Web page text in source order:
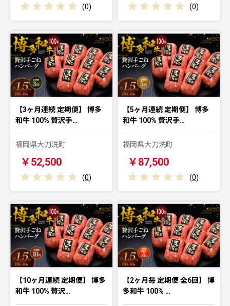
(0) (0)
【3ヶ月連続 定期便】 博多
和牛 100% 贅沢手…
福岡県大刀洗町
￥52,500
(0)
【5ヶ月連続 定期便】 博多
和牛 100% 贅沢手…
福岡県大刀洗町
￥87,500
(0)
【10ヶ月連続 定期便】 博多
和牛 100% 贅沢…
【2ヶ月毎 定期便 全6回】 博
多和牛 100% …